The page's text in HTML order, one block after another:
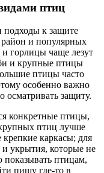
птиц
подходы к защите
и популярных
и горлицы чаще лезут
и крупные птицы
птицы часто
особенно важно
осматривать защиту.
конкретные птицы,
птиц лучше
крепкие каркасы; для
укрытия, которые не
птицам,
пищу где-то в